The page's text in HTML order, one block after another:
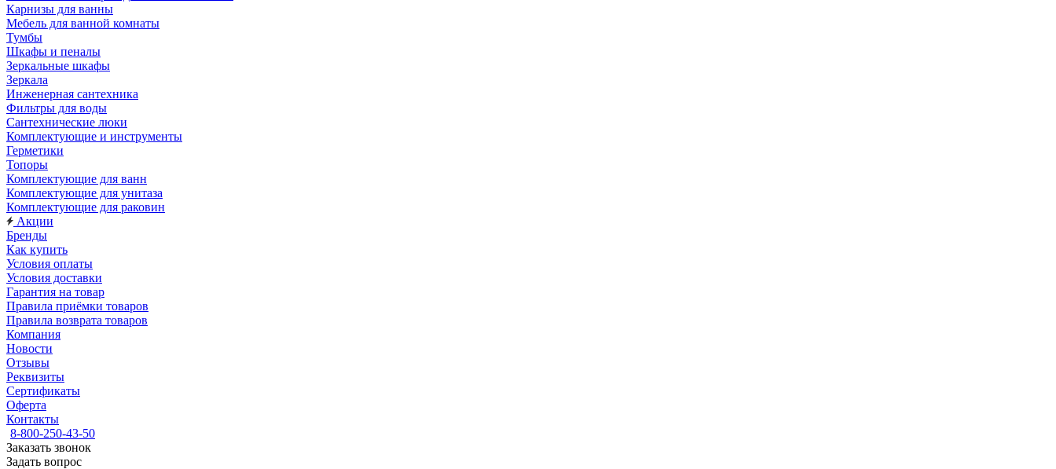
Карнизы для ванны
Мебель для ванной комнаты
Тумбы
Шкафы и пеналы
Зеркальные шкафы
Зеркала
Инженерная сантехника
Фильтры для воды
Сантехнические люки
Комплектующие и инструменты
Герметики
Топоры
Комплектующие для ванн
Комплектующие для унитаза
Комплектующие для раковин
Акции
Бренды
Как купить
Условия оплаты
Условия доставки
Гарантия на товар
Правила приёмки товаров
Правила возврата товаров
Компания
Новости
Отзывы
Реквизиты
Сертификаты
Оферта
Контакты
8-800-250-43-50
Заказать звонок
Задать вопрос